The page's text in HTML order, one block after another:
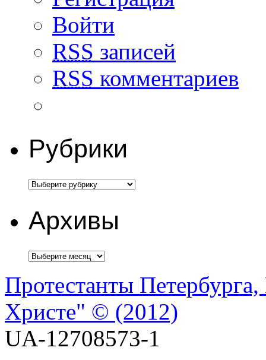
Войти
RSS записей
RSS комментариев
Рубрики
Архивы
Протестанты
Христе" © (2012)
UA-12708573-1